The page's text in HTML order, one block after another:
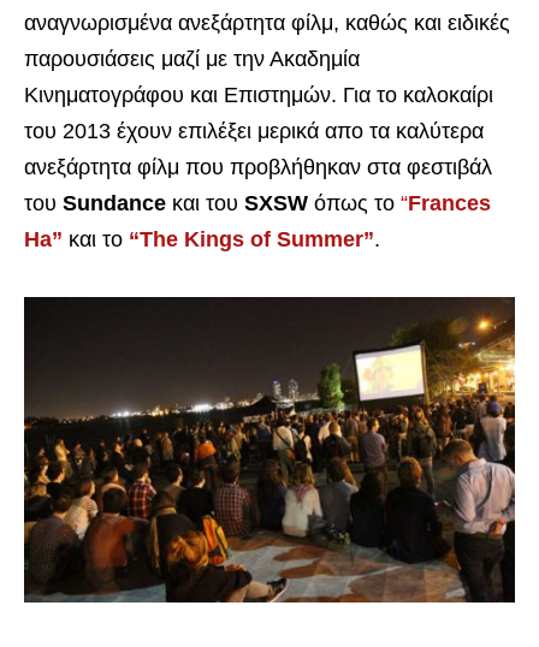
αναγνωρισμένα ανεξάρτητα φίλμ, καθώς και ειδικές
παρουσιάσεις μαζί με την Ακαδημία
Κινηματογράφου και Επιστημών. Για το καλοκαίρι
του 2013 έχουν επιλέξει μερικά απο τα καλύτερα
ανεξάρτητα φίλμ που προβλήθηκαν στα φεστιβάλ
του Sundance και του SXSW όπως το “Frances
Ha” και το “The Kings of Summer”.